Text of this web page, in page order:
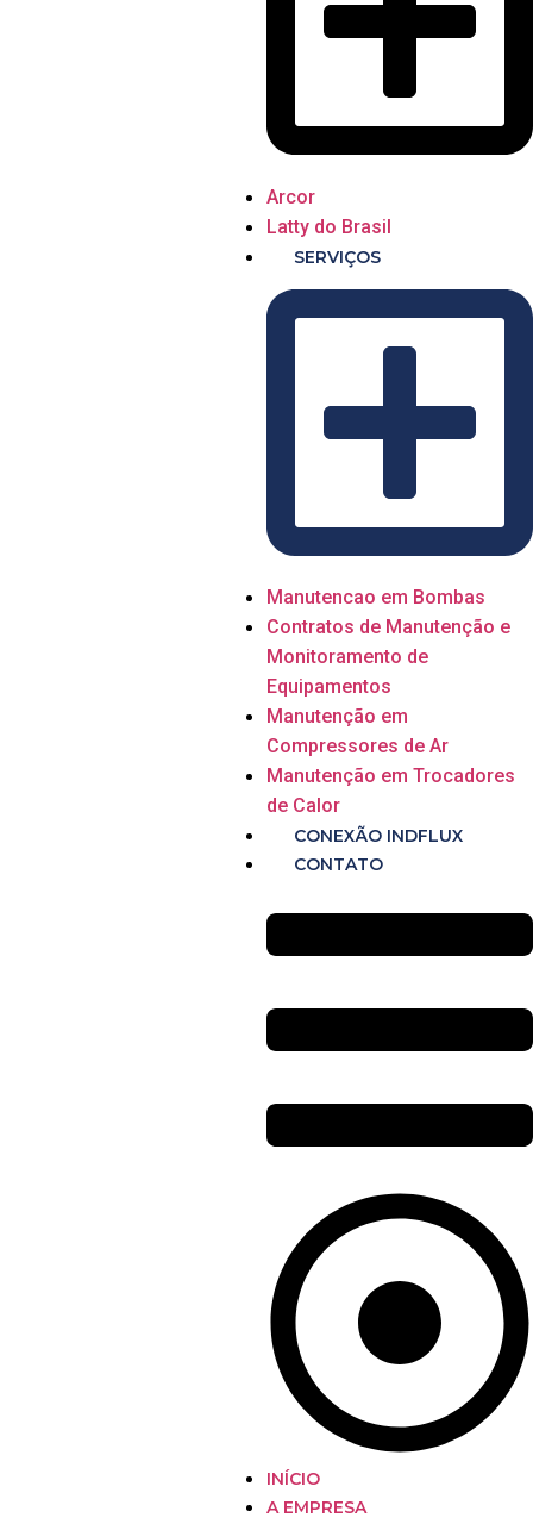
Arcor
Latty do Brasil
SERVIÇOS
Manutencao em Bombas
Contratos de Manutenção e
Monitoramento de
Equipamentos
Manutenção em
Compressores de Ar
Manutenção em Trocadores
de Calor
CONEXÃO INDFLUX
CONTATO
INÍCIO
A EMPRESA